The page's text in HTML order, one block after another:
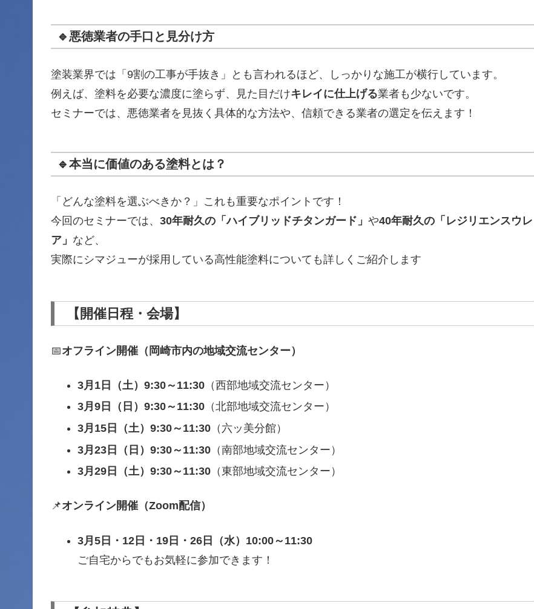
🔹悪徳業者の手口と見分け方
塗装業界では「9割の工事が手抜き」とも言われるほど、しっかりな施工が横行しています。
例えば、塗料を必要な濃度に塗らず、見た目だけキレイに仕上げる業者も少ないです。
セミナーでは、悪徳業者を見抜く具体的な方法や、信頼できる業者の選定を伝えます！
🔹本当に価値のある塗料とは？
「どんな塗料を選ぶべきか？」これも重要なポイントです！
今回のセミナーでは、 30年耐久の「ハイブリッドチタンガード」 や40年耐久の「レジリエンスウレ
ア」 など、
実際にシマジューが採用している高性能塗料についても詳しくご紹介します
【開催日程・会場】
📅オフライン開催（岡崎市内の地域交流センター）
3月1日（土）9:30～11:30（西部地域交流センター）
3月9日（日）9:30～11:30（北部地域交流センター）
3月15日（土）9:30～11:30（六ッ美分館）
3月23日（日）9:30～11:30（南部地域交流センター）
3月29日（土）9:30～11:30（東部地域交流センター）
📌オンライン開催（Zoom配信）
3月5日・12日・19日・26日（水）10:00～11:30
ご自宅からでもお気軽に参加できます！